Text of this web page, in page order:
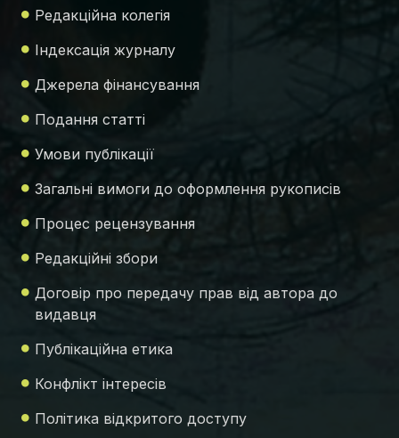
Редакційна колегія
Індексація журналу
Джерела фінансування
Подання статті
Умови публікації
Загальні вимоги до оформлення рукописів
Процес рецензування
Редакційні збори
Договір про передачу прав від автора до
видавця
Публікаційна етика
Конфлікт інтересів
Політика відкритого доступу